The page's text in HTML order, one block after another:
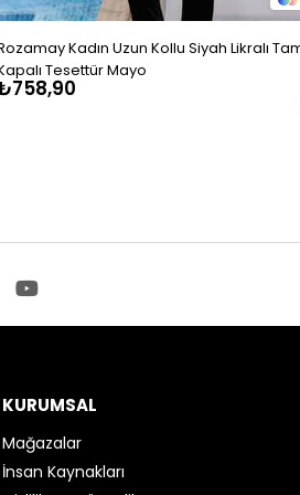
Kadın Uzun Kollu Siyah Likralı
Tesettür Mayo
KURUMSAL
Mağazalar
İnsan Kaynakları